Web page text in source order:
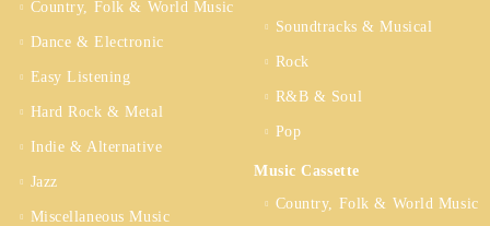
Country, Folk & World Music
Dance & Electronic
Easy Listening
Hard Rock & Metal
Indie & Alternative
Jazz
Miscellaneous Music
Soundtracks & Musical
Rock
R&B & Soul
Pop
Music Cassette
Country, Folk & World Music